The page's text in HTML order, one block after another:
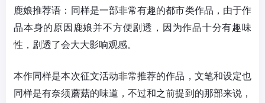
鹿娘推荐语：同样是一部非常有趣的都市类作品，由于作
品本身的原因鹿娘并不方便剧透，因为作品十分有趣味
性，剧透了会大大影响观感。
本作同样是本次征文活动非常推荐的作品，文笔和设定也
同样是有奈须蘑菇的味道，不过和之前提到的那部来说，